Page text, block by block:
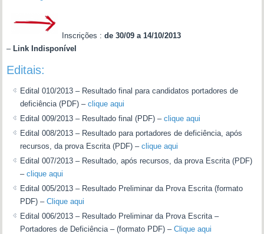
Inscrições :de 30/09 a 14/10/2013
– Link Indisponível
Editais:
Edital 010/2013 – Resultado final para candidatos portadores de
deficiência (PDF) –clique aqui
Edital 009/2013 – Resultado final (PDF) –clique aqui
Edital 008/2013 – Resultado para portadores de deficiência, após
recursos, da prova Escrita (PDF) –clique aqui
Edital 007/2013 – Resultado, após recursos, da prova Escrita (PDF)
–clique aqui
Edital 005/2013 – Resultado Preliminar da Prova Escrita (formato
PDF) –Clique aqui
Edital 006/2013 – Resultado Preliminar da Prova Escrita –
Portadores de Deficiência – (formato PDF) –Clique aqui